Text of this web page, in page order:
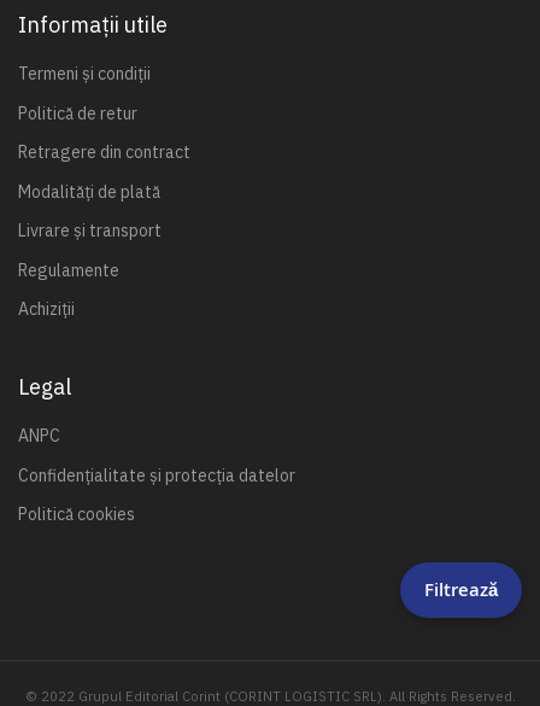
Informații utile
Termeni și condiții
Politică de retur
Retragere din contract
Modalități de plată
Livrare și transport
Regulamente
Achiziții
Legal
ANPC
Confidențialitate și protecția datelor
Politică cookies
© 2022 Grupul Editorial Corint (CORINT LOGISTIC SRL). All Rights Reserved.
Filtrează